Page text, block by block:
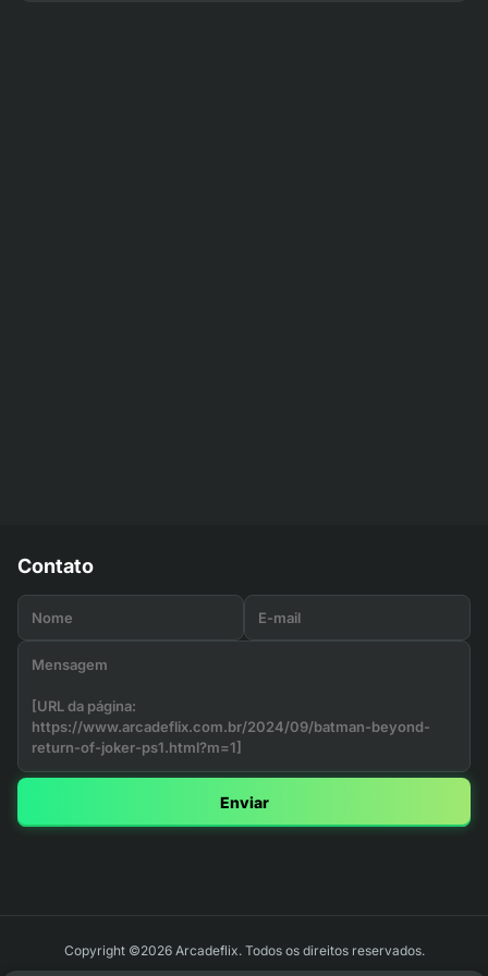
Contato
Enviar
Copyright ©2026 Arcadeflix. Todos os direitos reservados.